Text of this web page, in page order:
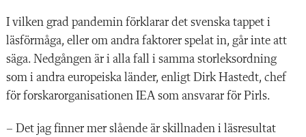
I vilken grad pandemin förklarar det svenska tappet i
läsförmåga, eller om andra faktorer spelat in, går inte att
säga. Nedgången är i alla fall i samma storleksordning
som i andra europeiska länder, enligt Dirk Hastedt, chef
för forskarorganisationen IEA som ansvarar för Pirls.
– Det jag finner mer slående är skillnaden i läsresultat